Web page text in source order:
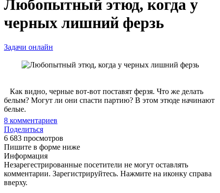
Любопытный этюд, когда у
черных лишний ферзь
Задачи онлайн
Как видно, черные вот-вот поставят ферзя. Что же делать
белым? Могут ли они спасти партию? В этом этюде начинают
белые.
8 комментариев
Поделиться
6 683 просмотров
Пишите в форме ниже
Информация
Незарегестрированные посетители не могут оставлять
комментарии. Зарегистрируйтесь. Нажмите на иконку справа
вверху.